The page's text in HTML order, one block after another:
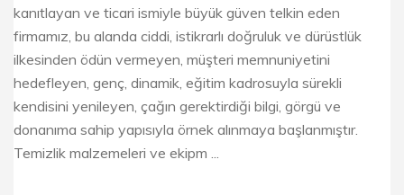
kanıtlayan ve ticari ismiyle büyük güven telkin eden
firmamız, bu alanda ciddi, istikrarlı doğruluk ve dürüstlük
ilkesinden ödün vermeyen, müşteri memnuniyetini
hedefleyen, genç, dinamik, eğitim kadrosuyla sürekli
kendisini yenileyen, çağın gerektirdiği bilgi, görgü ve
donanıma sahip yapısıyla örnek alınmaya başlanmıştır.
Temizlik malzemeleri ve ekipm ...